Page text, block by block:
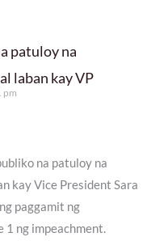
patuloy na
laban kay VP
pm
na patuloy na
kay Vice President Sara
paggamit ng
1 ng impeachment.